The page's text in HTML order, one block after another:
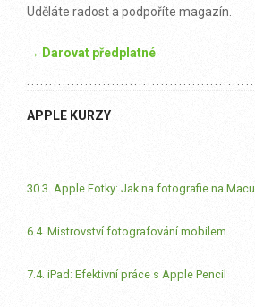
Uděláte radost a podpoříte magazín.
→ Darovat předplatné
APPLE KURZY
30.3. Apple Fotky: Jak na fotografie na Macu
6.4. Mistrovství fotografování mobilem
7.4. iPad: Efektivní práce s Apple Pencil